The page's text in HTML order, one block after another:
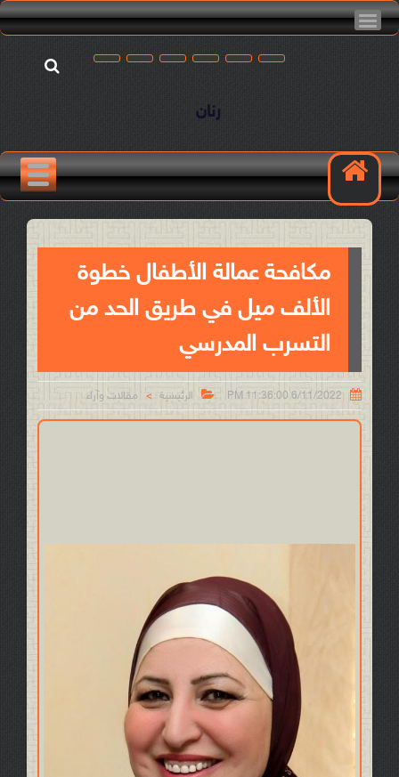
رنان
مكافحة عمالة الأطفال خطوة
الألف ميل في طريق الحد من
التسرب المدرسي

6/11/2022 11:36:00 PM
 الرئيسية > مقالات وآراء